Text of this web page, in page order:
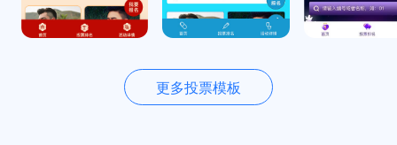
更多投票模板